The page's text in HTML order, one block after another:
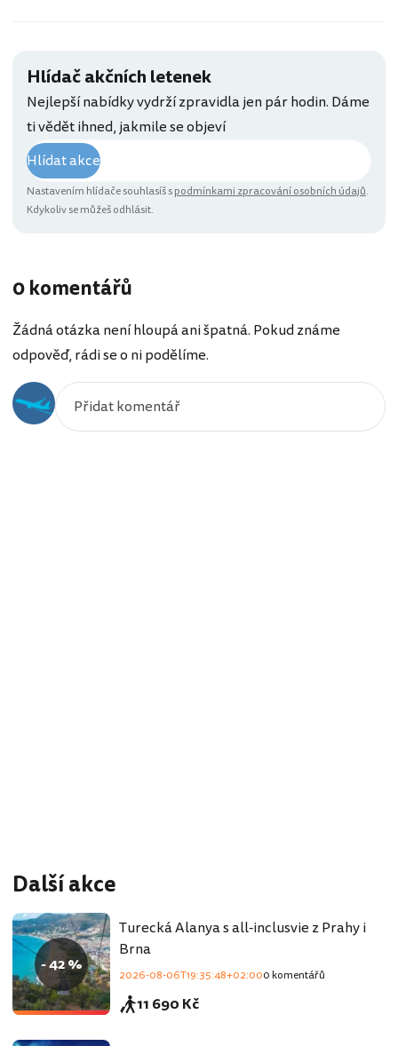
Hlídač akčních letenek
Nejlepší nabídky vydrží zpravidla jen pár hodin. Dáme
ti vědět ihned, jakmile se objeví
Hlídat akce
Nastavením hlídače souhlasíš spodmínkami zpracování osobních údajů.
Kdykoliv se můžeš odhlásit.
0 komentářů
Žádná otázka není hloupá ani špatná. Pokud známe
odpověď, rádi se o ni podělíme.
Další akce
- 42 %
Turecká Alanya s all-inclusvie z Prahy i
Brna
2026-08-06T19:35:48+02:000 komentářů
11 690 Kč